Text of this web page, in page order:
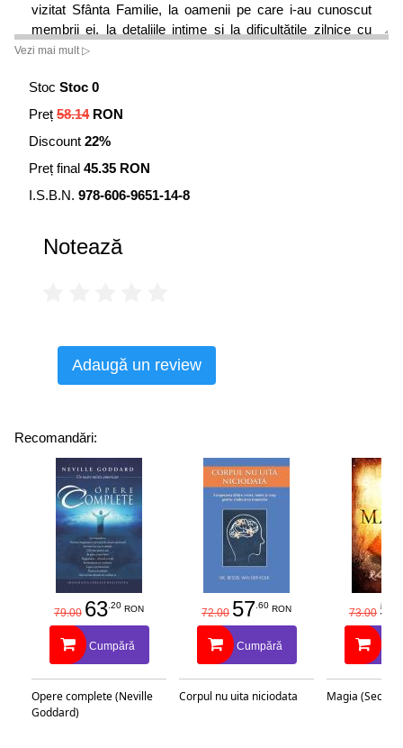
vizitat Sfânta Familie, la oamenii pe care i-au cunoscut
membrii ei, la detaliile intime și la dificultățile zilnice cu
care s-au confruntat pentru a ilustra inițierea în procesul
referitoare la esenienii de pe Muntele Cârmei, la
învățăturile și la inițierile lor secrete, dobândind astfel o
Cartea de față conține o serie de activări codificate, ce
permit integrarea înțelepciunii și energiei Anei în propria ta
viață spirituală, fiind o invitație la încheierea călătoriei
Vezi mai mult ▷
Stoc Stoc 0
Preț 58.14RON
Discount 22%
Preț final 45.35 RON
I.S.B.N. 978-606-9651-14-8
Notează
Adaugă un review
Recomandări:
79.00 63.20 RON
Cumpără
Opere complete (Neville
Goddard)
72.00 57.60 RON
Cumpără
Corpul nu uita niciodata
73.00 58
Magia